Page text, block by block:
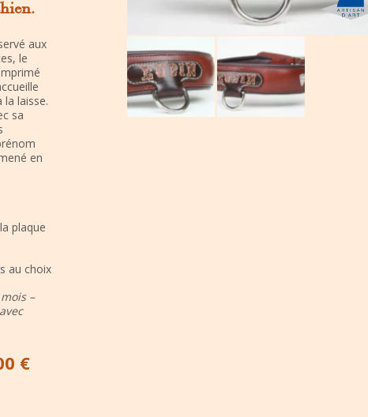
aux
le
la laisse.
sa
en
plaque
au choix
–
€